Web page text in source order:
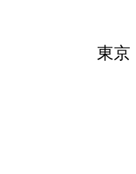
東京